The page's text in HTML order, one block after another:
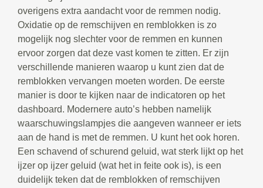
overigens extra aandacht voor de remmen nodig.
Oxidatie op de remschijven en remblokken is zo
mogelijk nog slechter voor de remmen en kunnen
ervoor zorgen dat deze vast komen te zitten. Er zijn
verschillende manieren waarop u kunt zien dat de
remblokken vervangen moeten worden. De eerste
manier is door te kijken naar de indicatoren op het
dashboard. Modernere auto’s hebben namelijk
waarschuwingslampjes die aangeven wanneer er iets
aan de hand is met de remmen. U kunt het ook horen.
Een schavend of schurend geluid, wat sterk lijkt op het
ijzer op ijzer geluid (wat het in feite ook is), is een
duidelijk teken dat de remblokken of remschijven